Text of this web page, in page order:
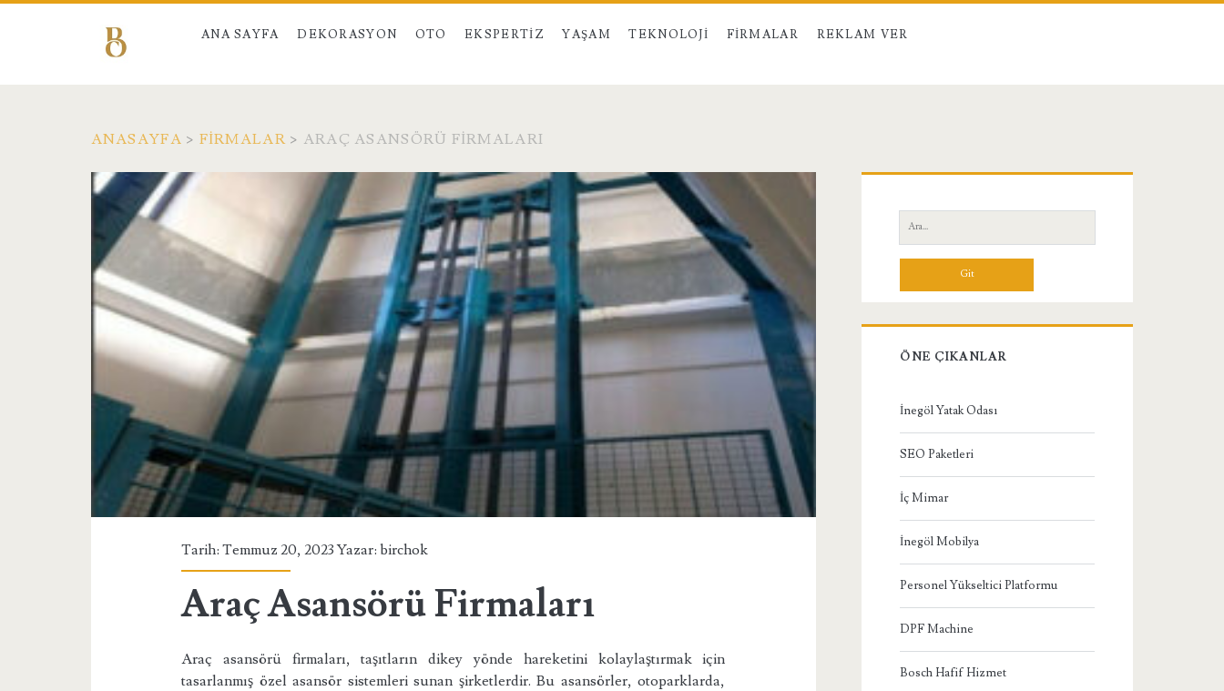
ANA SAYFA DEKORASYON OTO EKSPERTIZ YAŞAM TEKNOLOJI FIRMALAR REKLAM VER
ANASAYFA > FIRMALAR> ARAÇ ASANSÖRÜ FIRMALARI
Tarih: Temmuz 20, 2023 Yazar:birchok
Araç Asansörü Firmaları
Araç asansörü firmaları, taşıtların dikey yönde hareketini kolaylaştırmak için
tasarlanmış özel asansör sistemleri sunan şirketlerdir. Bu asansörler, otoparklarda,
Yan
Menü
Ara:
ÖNE ÇIKANLAR
İnegöl Yatak Odası
SEO Paketleri
İç Mimar
İnegöl Mobilya
Personel Yükseltici Platformu
DPF Machine
Bosch Hafif Hizmet